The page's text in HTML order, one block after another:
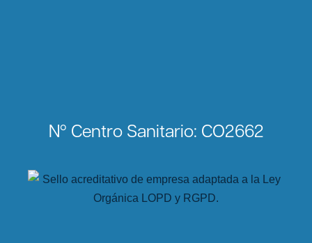
Nº Centro Sanitario: CO2662